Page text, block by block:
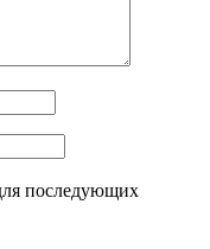
последующих